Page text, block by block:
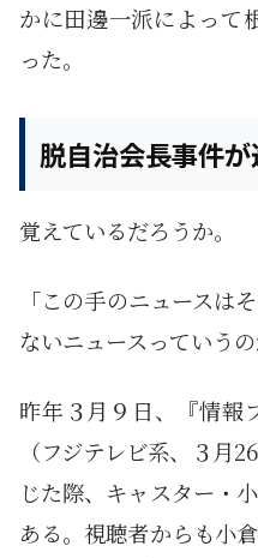
かに田邊一派によって
った。
脱自治会長事件
覚えているだろうか。
「この手のニュースは
ないニュースっていうの
昨年３月９日、『情報
（フジテレビ系、３月
じた際、キャスター・
ある。視聴者からも小